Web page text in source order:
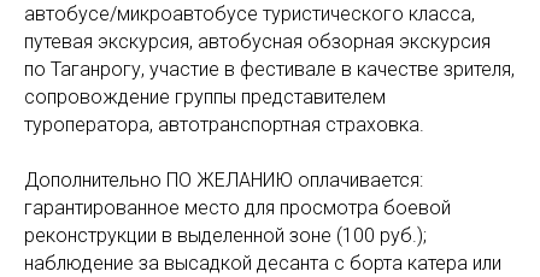
автобусе/микроавтобусе туристического класса,
путевая экскурсия, автобусная обзорная экскурсия
по Таганрогу, участие в фестивале в качестве зрителя,
сопровождение группы представителем
туроператора, автотранспортная страховка.
Дополнительно ПО ЖЕЛАНИЮ оплачивается:
гарантированное место для просмотра боевой
реконструкции в выделенной зоне (100 руб.);
наблюдение за высадкой десанта с борта катера или